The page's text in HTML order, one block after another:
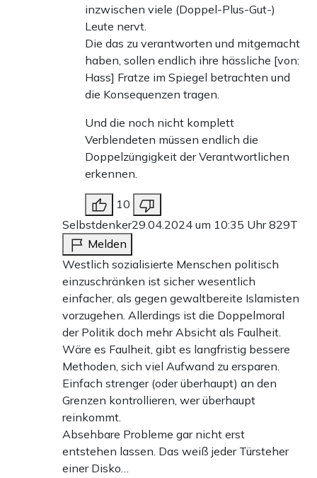
inzwischen viele (Doppel-Plus-Gut-)
Leute nervt.
Die das zu verantworten und mitgemacht
haben, sollen endlich ihre hässliche [von:
Hass] Fratze im Spiegel betrachten und
die Konsequenzen tragen.
Und die noch nicht komplett
Verblendeten müssen endlich die
Doppelzüngigkeit der Verantwortlichen
erkennen.
10
Selbstdenker29.04.2024 um 10:35 Uhr829T
Melden
Westlich sozialisierte Menschen politisch
einzuschränken ist sicher wesentlich
einfacher, als gegen gewaltbereite Islamisten
vorzugehen. Allerdings ist die Doppelmoral
der Politik doch mehr Absicht als Faulheit.
Wäre es Faulheit, gibt es langfristig bessere
Methoden, sich viel Aufwand zu ersparen.
Einfach strenger (oder überhaupt) an den
Grenzen kontrollieren, wer überhaupt
reinkommt.
Absehbare Probleme gar nicht erst
entstehen lassen. Das weiß jeder Türsteher
einer Disko…